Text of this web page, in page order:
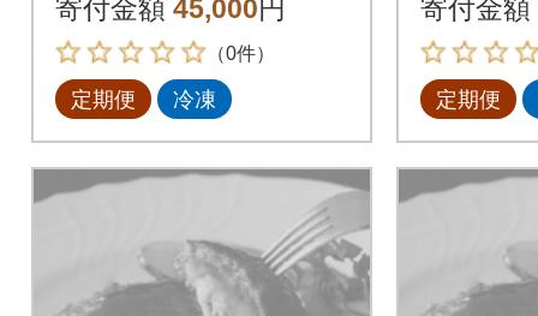
全3回
寄付金額 45,000円
（0件）
定期便 冷凍
全3回
寄付金額
定期便